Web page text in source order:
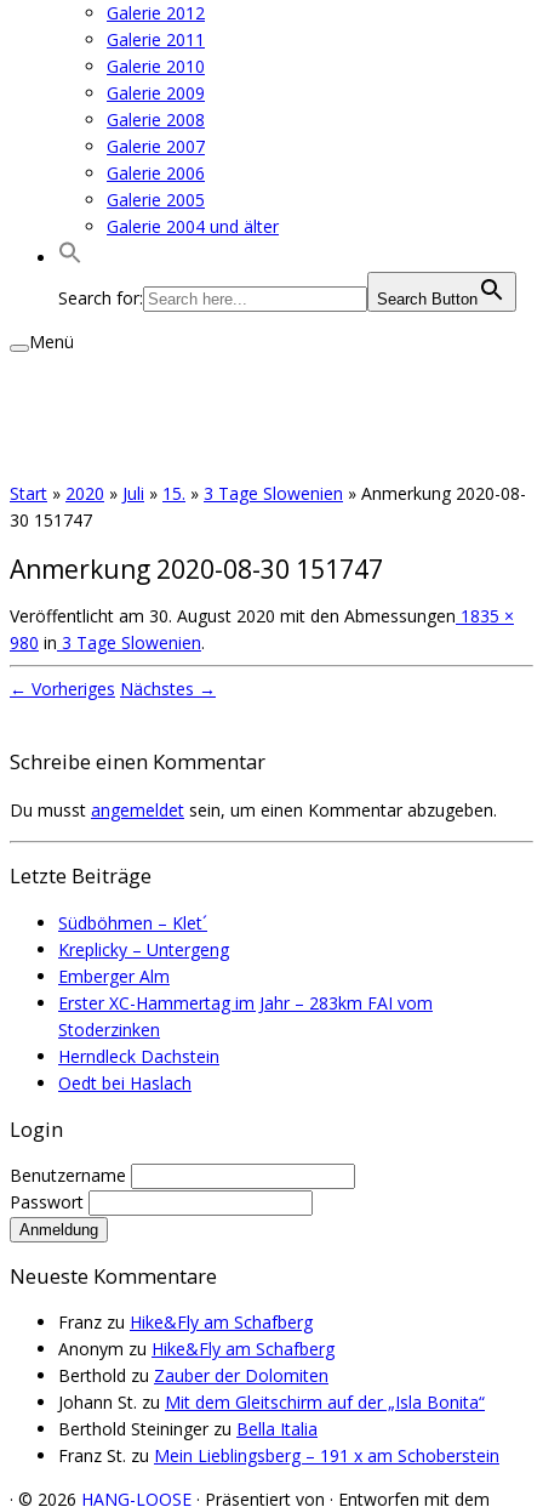
Galerie 2012
Galerie 2011
Galerie 2010
Galerie 2009
Galerie 2008
Galerie 2007
Galerie 2006
Galerie 2005
Galerie 2004 und älter
Search for: Search Button
Menü
Start » 2020 » Juli » 15. » 3 Tage Slowenien » Anmerkung 2020-08-
30 151747
Anmerkung 2020-08-30 151747
Veröffentlicht am 30. August 2020 mit den Abmessungen 1835 ×
980 in 3 Tage Slowenien.
← Vorheriges Nächstes →
Schreibe einen Kommentar
Du musst angemeldet sein, um einen Kommentar abzugeben.
Letzte Beiträge
Südböhmen – Klet´
Kreplicky – Untergeng
Emberger Alm
Erster XC-Hammertag im Jahr – 283km FAI vom
Stoderzinken
Herndleck Dachstein
Oedt bei Haslach
Login
Benutzername
Passwort
Neueste Kommentare
Franz zu Hike&Fly am Schafberg
Anonym zu Hike&Fly am Schafberg
Berthold zu Zauber der Dolomiten
Johann St. zu Mit dem Gleitschirm auf der „Isla Bonita“
Berthold Steiningerzu Bella Italia
Franz St. zu Mein Lieblingsberg – 191 x am Schoberstein
· © 2026 HANG-LOOSE · Präsentiert von · Entworfen mit dem